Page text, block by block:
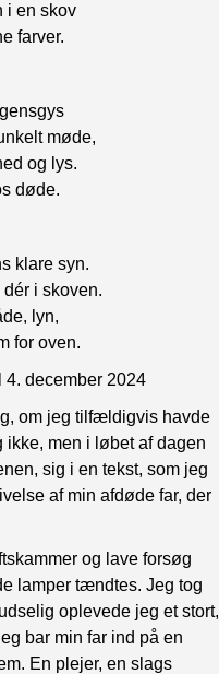
i en skov
farver.
møde,
og lys.
døde.
klare syn.
i skoven.
lyn,
for oven.
4. december 2024
om jeg tilfældigvis havde
men i løbet af dagen
sig i en tekst, som jeg
af min afdøde far, der
og lave forsøg
lamper tændtes. Jeg tog
oplevede jeg et stort,
bar min far ind på en
En plejer, en slags